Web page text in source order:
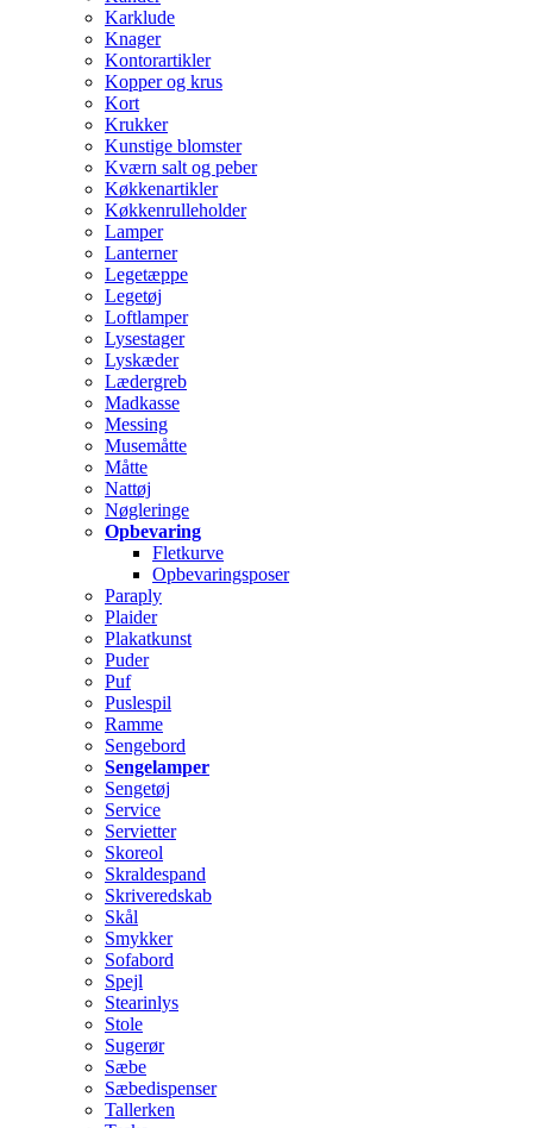
Karklude
Knager
Kontorartikler
Kopper og krus
Kort
Krukker
Kunstige blomster
Kværn salt og peber
Køkkenartikler
Køkkenrulleholder
Lamper
Lanterner
Legetæppe
Legetøj
Loftlamper
Lysestager
Lyskæder
Lædergreb
Madkasse
Messing
Musemåtte
Måtte
Nattøj
Nøgleringe
Opbevaring
Fletkurve
Opbevaringsposer
Paraply
Plaider
Plakatkunst
Puder
Puf
Puslespil
Ramme
Sengebord
Sengelamper
Sengetøj
Service
Servietter
Skoreol
Skraldespand
Skriveredskab
Skål
Smykker
Sofabord
Spejl
Stearinlys
Stole
Sugerør
Sæbe
Sæbedispenser
Tallerken